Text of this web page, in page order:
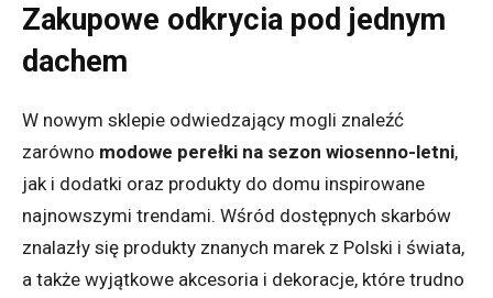
Zakupowe odkrycia pod jednym
dachem
W nowym sklepie odwiedzający mogli znaleźć
zarówno modowe perełki na sezon wiosenno-letni,
jak i dodatki oraz produkty do domu inspirowane
najnowszymi trendami. Wśród dostępnych skarbów
znalazły się produkty znanych marek z Polski i świata,
a także wyjątkowe akcesoria i dekoracje, które trudno